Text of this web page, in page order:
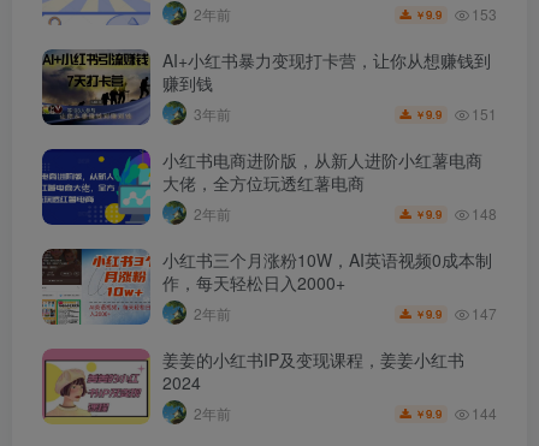
2年前 ￥9.9 153
AI+小红书暴力变现打卡营，让你从想赚钱到
赚到钱
3年前 ￥9.9 151
小红书电商进阶版，从新人进阶小红薯电商
大佬，全方位玩透红薯电商
2年前 ￥9.9 148
小红书三个月涨粉10W，AI英语视频0成本制
作，每天轻松日入2000+
2年前 ￥9.9 147
姜姜的小红书IP及变现课程，姜姜小红书
2024
2年前 ￥9.9 144